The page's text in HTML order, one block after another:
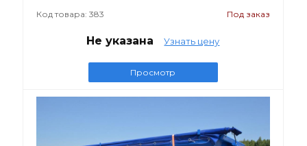
Код товара: 383 Под заказ
Не указана Узнать цену
Просмотр